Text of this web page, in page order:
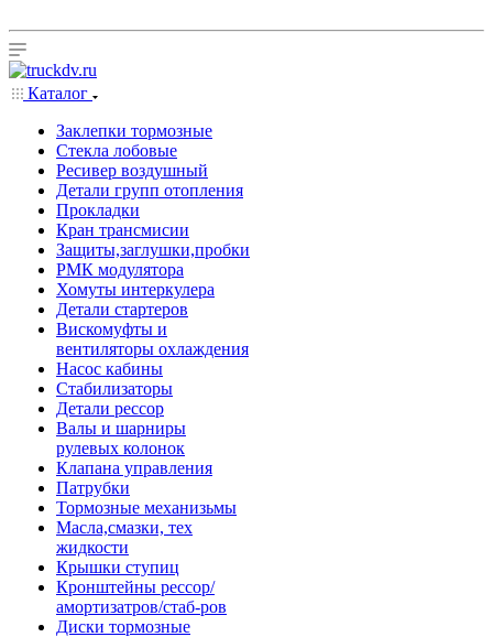
Каталог
Заклепки тормозные
Стекла лобовые
Ресивер воздушный
Детали групп отопления
Прокладки
Кран трансмисии
Защиты,заглушки,пробки
РМК модулятора
Хомуты интеркулера
Детали стартеров
Вискомуфты и
вентиляторы охлаждения
Насос кабины
Стабилизаторы
Детали рессор
Валы и шарниры
рулевых колонок
Клапана управления
Патрубки
Тормозные механизьмы
Масла,смазки, тех
жидкости
Крышки ступиц
Кронштейны рессор/
амортизатров/стаб-ров
Диски тормозные